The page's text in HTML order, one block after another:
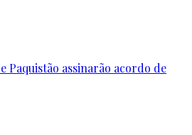
Paquistão assinarão acordo de